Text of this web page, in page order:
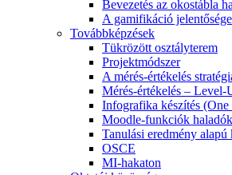
Bevezetés az okostábla
A gamifikáció jelentősége
Továbbképzések
Tükrözött osztályterem
Projektmódszer
A mérés-értékelés
Mérés-értékelés – Level-
Infografika készítés
Moodle-funkciók
Tanulási eredmény alapú
OSCE
MI-hakaton